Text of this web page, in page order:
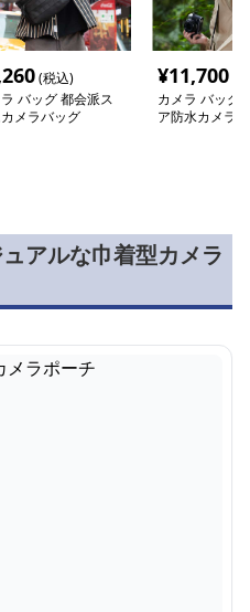
(税込)
バッグ 都会派ス
メラバッグ
¥11,700
カメラ バッグ
ア防水カメラ
アルな巾着型カメラ